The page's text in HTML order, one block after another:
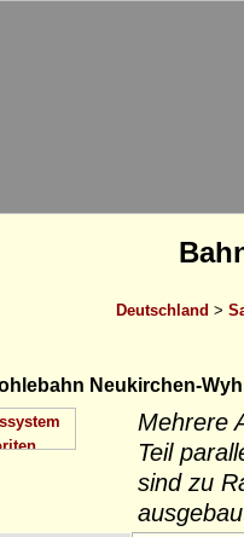
Deutschland >
Neukirchen-
Mehrere
Teil
sind zu